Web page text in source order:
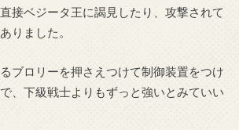
接ベジータ王に謁見したり、攻撃されて
りました。
ブロリーを押さえつけて制御装置をつけ
、下級戦士よりもずっと強いとみていい